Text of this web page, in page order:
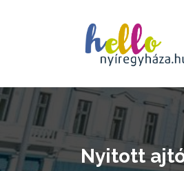
Nyitott